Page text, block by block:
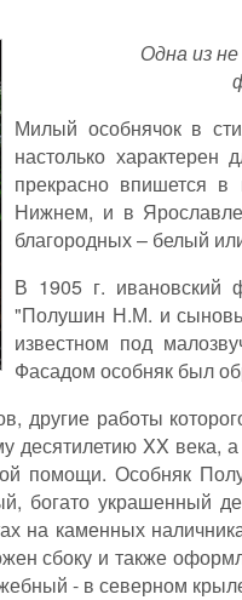
Одна из
Милый особнячок в
настолько характерен
прекрасно впишется
Нижнем, и в
благородных – белый
В 1905 г. ивановский
"Полушин Н.М. и
известном под
Фасадом особняк был
другие работы
десятилетию XX
помощи. Особняк
богато украшенный
на каменных
сбоку и также
- в северном